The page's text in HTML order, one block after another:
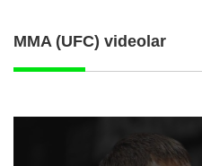
MMA (UFC) videolar